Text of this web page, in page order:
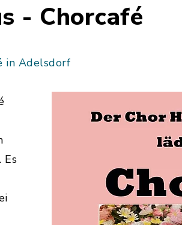
- Chorcafé
in Adelsdorf
Es